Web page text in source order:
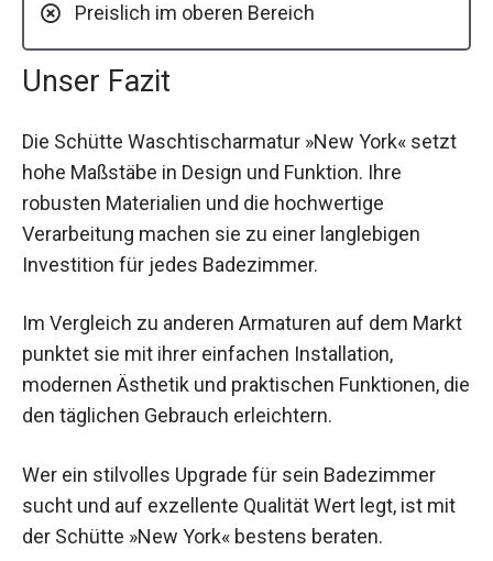
Preislich im oberen Bereich
Unser Fazit
Die Schütte Waschtischarmatur »New York« setzt
hohe Maßstäbe in Design und Funktion. Ihre
robusten Materialien und die hochwertige
Verarbeitung machen sie zu einer langlebigen
Investition für jedes Badezimmer.
Im Vergleich zu anderen Armaturen auf dem Markt
punktet sie mit ihrer einfachen Installation,
modernen Ästhetik und praktischen Funktionen, die
den täglichen Gebrauch erleichtern.
Wer ein stilvolles Upgrade für sein Badezimmer
sucht und auf exzellente Qualität Wert legt, ist mit
der Schütte »New York« bestens beraten.